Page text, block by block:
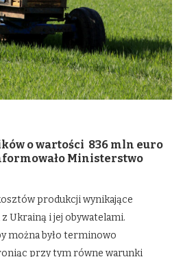
o wartości 836 mln euro
Ministerstwo
produkcji wynikające
Ukrainą i jej obywatelami.
można było terminowo
przy tym równe warunki